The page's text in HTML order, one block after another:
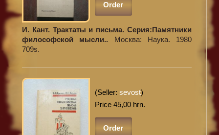
Order
И. Кант. Трактаты и письма. Серия:Памятники
философской мысли.. Москва: Наука. 1980
709s.
(Seller: sevost)
Price 45,00 hrn.
Order